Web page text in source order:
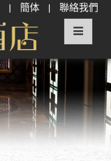
| 簡体 | 聯絡我們